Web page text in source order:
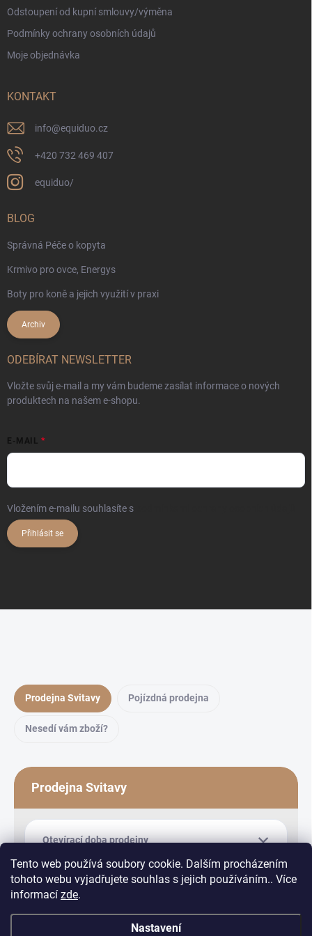
Tento web používá soubory cookie. Dalším procházením
tohoto webu vyjadřujete souhlas s jejich používáním.. Více
informací zde.
Nastavení
Odstoupení od kupní smlouvy/výměna
Podmínky ochrany osobních údajů
Moje objednávka
KONTAKT
info@equiduo.cz
+420 732 469 407
equiduo/
BLOG
Správná Péče o kopyta
Krmivo pro ovce, Energys
Boty pro koně a jejich využití v praxi
Archiv
ODEBÍRAT NEWSLETTER
Vložte svůj e-mail a my vám budeme zasílat informace o nových
produktech na našem e-shopu.
E-MAIL
Vložením e-mailu souhlasíte s
Přihlásit se
Prodejna Svitavy Pojízdná prodejna
Nesedí vám zboží?
Prodejna Svitavy
Otevírací doba prodejny